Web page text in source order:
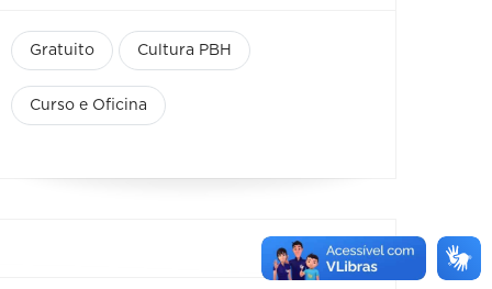
Gratuito Cultura PBH
Curso e Oficina